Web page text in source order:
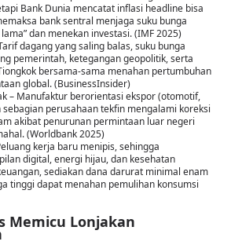
Bank Dunia mencatat inflasi headline bisa
bank sentral menjaga suku bunga
dan menekan investasi.(IMF 2025)
dagang yang saling balas, suku bunga
pemerintah, ketegangan geopolitik, serta
bersama-sama menahan pertumbuhan
global. (BusinessInsider)
– Manufaktur berorientasi ekspor (otomotif,
perusahaan tekfin mengalami koreksi
akibat penurunan permintaan luar negeri
(Worldbank 2025)
kerja baru menipis, sehingga
digital, energi hijau, dan kesehatan
sediakan dana darurat minimal enam
tinggi dapat menahan pemulihan konsumsi
Memicu Lonjakan